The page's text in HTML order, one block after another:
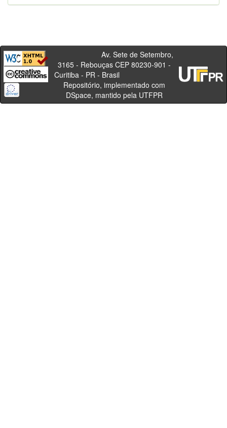
Av. Sete de Setembro,
3165 - Rebouças CEP 80230-901 -
Curitiba - PR - Brasil
Repositório, implementado com
DSpace, mantido pela UTFPR